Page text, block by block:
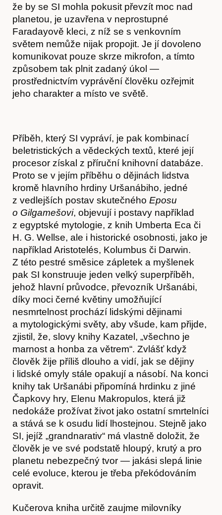
Články
Časopis
Hostcast
že by se SI mohla pokusit převzít moc nad
planetou, je uzavřena v neprostupné
Faradayově kleci, z níž se s venkovním
světem nemůže nijak propojit. Je jí dovoleno
komunikovat pouze skrze mikrofon, a tímto
způsobem tak plnit zadaný úkol —
prostřednictvím vyprávění člověku ozřejmit
jeho charakter a místo ve světě.
Příběh, který SI vypráví, je pak kombinací
beletristických a vědeckých textů, které její
procesor získal z příruční knihovní databáze.
Proto se v jejím příběhu o dějinách lidstva
kromě hlavního hrdiny Uršanábiho, jedné
z vedlejších postav skutečného Eposu
o Gilgamešovi, objevují i postavy například
z egyptské mytologie, z knih Umberta Eca či
H. G. Wellse, ale i historické osobnosti, jako je
například Aristotelés, Kolumbus či Darwin.
Z této pestré směsice zápletek a myšlenek
pak SI konstruuje jeden velký superpříběh,
jehož hlavní průvodce, převozník Uršanábi,
díky moci černé květiny umožňující
nesmrtelnost prochází lidskými dějinami
a mytologickými světy, aby všude, kam přijde,
zjistil, že, slovy knihy Kazatel, „všechno je
marnost a honba za větrem“. Zvlášť když
člověk žije příliš dlouho a vidí, jak se dějiny
i lidské omyly stále opakují a násobí. Na konci
knihy tak Uršanábi připomíná hrdinku z jiné
Čapkovy hry, Elenu Makropulos, která již
nedokáže prožívat život jako ostatní smrtelníci
a stává se k osudu lidí lhostejnou. Stejně jako
SI, jejíž „grandnarativ“ má vlastně doložit, že
člověk je ve své podstatě hloupý, krutý a pro
planetu nebezpečný tvor — jakási slepá linie
celé evoluce, kterou je třeba překódováním
opravit.
Kučerova kniha určitě zaujme milovníky